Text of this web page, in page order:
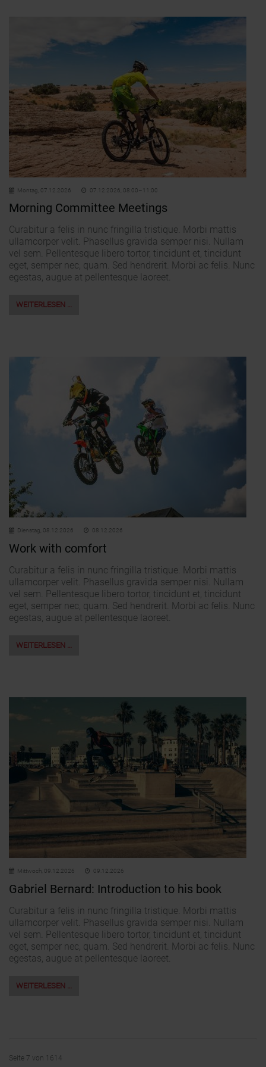
Montag, 07.12.2026 07.12.2026, 08:00–11:00
Morning Committee Meetings
Curabitur a felis in nunc fringilla tristique. Morbi mattis
ullamcorper velit. Phasellus gravida semper nisi. Nullam
vel sem. Pellentesque libero tortor, tincidunt et, tincidunt
eget, semper nec, quam. Sed hendrerit. Morbi ac felis. Nunc
egestas, augue at pellentesque laoreet.
WEITERLESEN …
Dienstag, 08.12.2026 08.12.2026
Work with comfort
Curabitur a felis in nunc fringilla tristique. Morbi mattis
ullamcorper velit. Phasellus gravida semper nisi. Nullam
vel sem. Pellentesque libero tortor, tincidunt et, tincidunt
eget, semper nec, quam. Sed hendrerit. Morbi ac felis. Nunc
egestas, augue at pellentesque laoreet.
WEITERLESEN …
Mittwoch, 09.12.2026 09.12.2026
Gabriel Bernard: Introduction to his book
Curabitur a felis in nunc fringilla tristique. Morbi mattis
ullamcorper velit. Phasellus gravida semper nisi. Nullam
vel sem. Pellentesque libero tortor, tincidunt et, tincidunt
eget, semper nec, quam. Sed hendrerit. Morbi ac felis. Nunc
egestas, augue at pellentesque laoreet.
WEITERLESEN …
Seite 7 von 1614